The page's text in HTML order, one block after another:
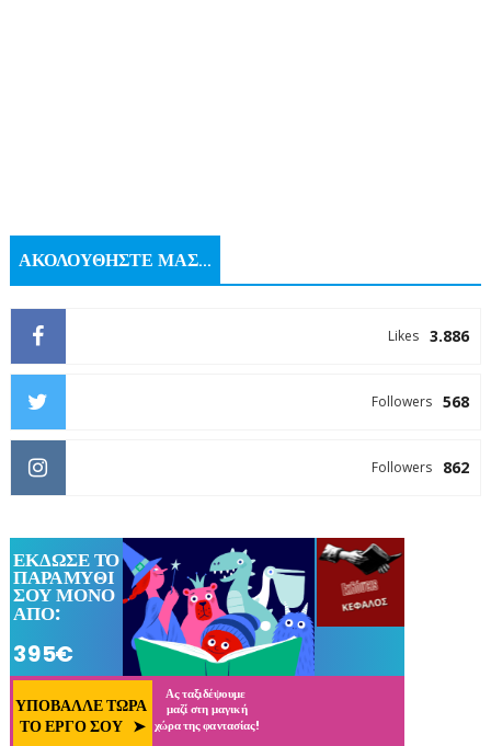
ΑΚΟΛΟΥΘΗΣΤΕ ΜΑΣ...
3.886
Likes
568
Followers
862
Followers